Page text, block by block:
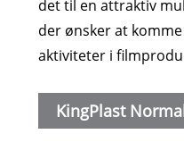
det til en attraktiv
der ønsker at
aktiviteter i
KingPlast